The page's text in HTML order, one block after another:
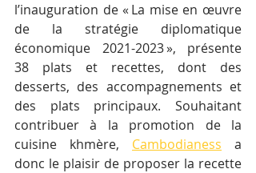
l’inauguration de « La mise en œuvre
de la stratégie diplomatique
économique 2021-2023 », présente
38 plats et recettes, dont des
desserts, des accompagnements et
des plats principaux. Souhaitant
contribuer à la promotion de la
cuisine khmère, Cambodianess a
donc le plaisir de proposer la recette